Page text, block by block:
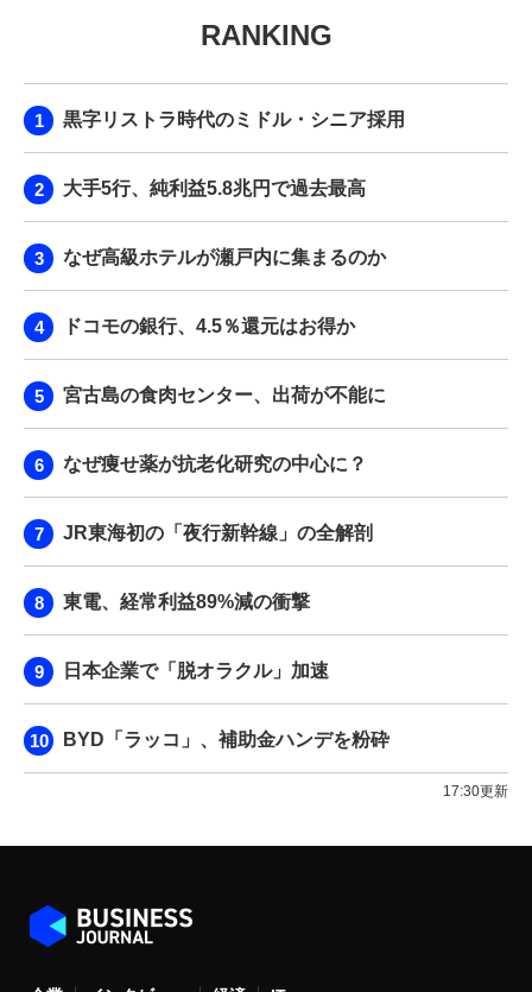
RANKING
黒字リストラ時代のミドル・シニア採用
大手5行、純利益5.8兆円で過去最高
なぜ高級ホテルが瀬戸内に集まるのか
ドコモの銀行、4.5％還元はお得か
宮古島の食肉センター、出荷が不能に
なぜ痩せ薬が抗老化研究の中心に？
JR東海初の「夜行新幹線」の全解剖
東電、経常利益89%減の衝撃
日本企業で「脱オラクル」加速
BYD「ラッコ」、補助金ハンデを粉砕
17:30更新